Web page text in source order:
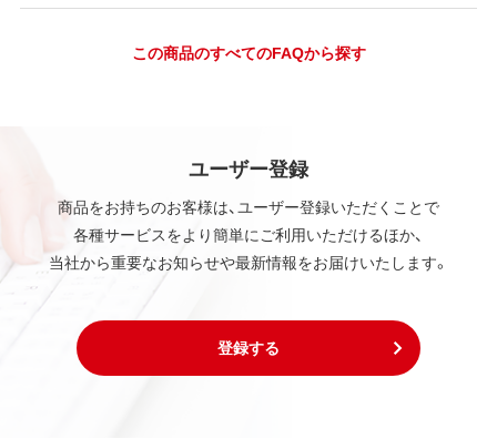
この商品のすべてのFAQから探す
ユーザー登録
商品をお持ちのお客様は、ユーザー登録いただくことで
各種サービスをより簡単にご利用いただけるほか、
当社から重要なお知らせや最新情報をお届けいたします。
登録する